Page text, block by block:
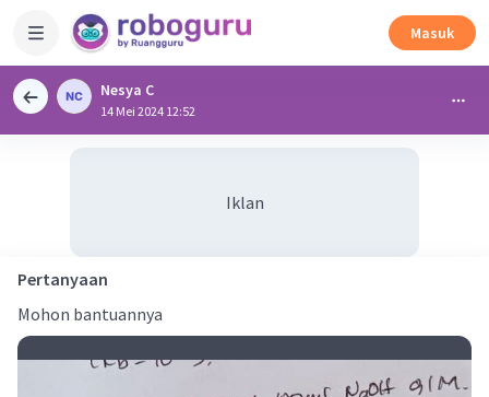
Masuk
Nesya C
14 Mei 2024 12:52
Iklan
Pertanyaan
Mohon bantuannya